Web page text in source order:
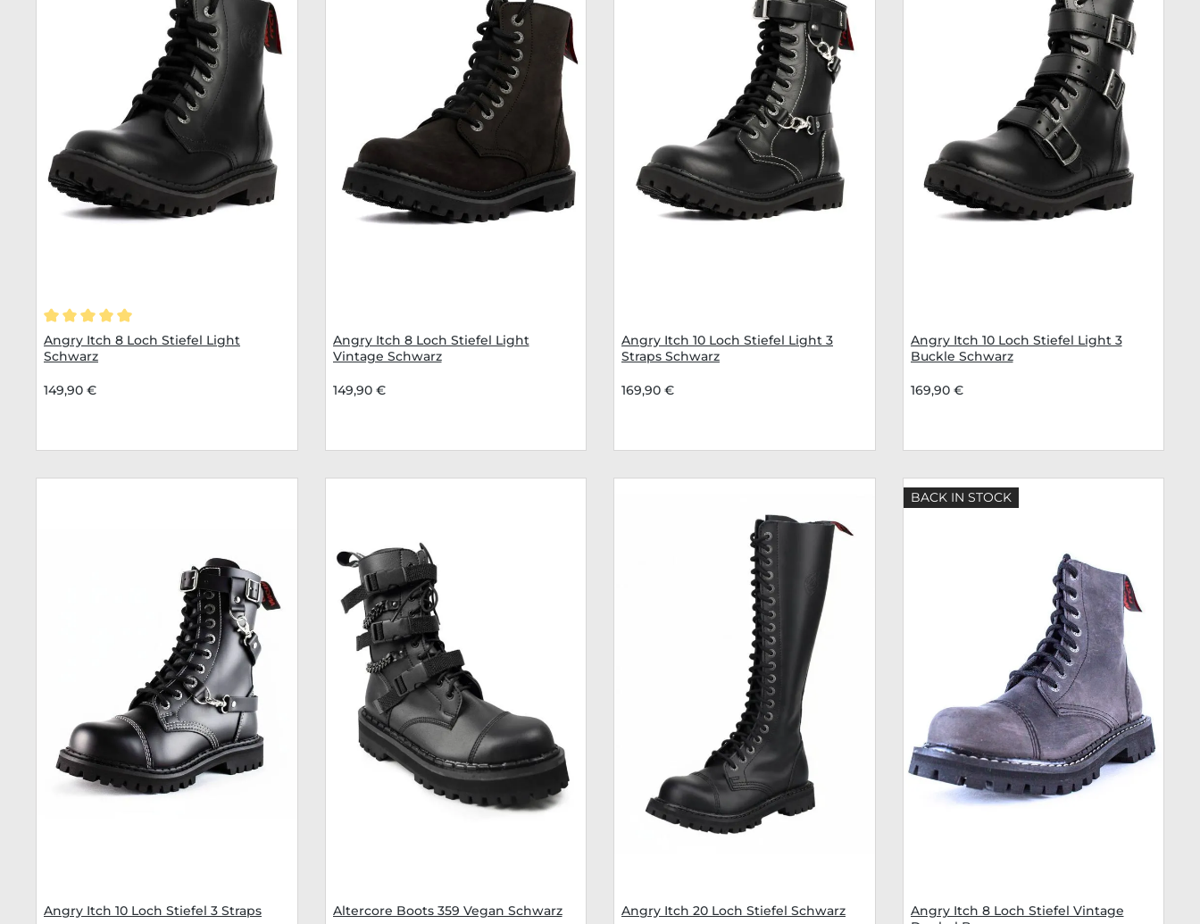
Durchschnittliche Bewertung von 5 von 5 Sternen
Angry Itch 8 Loch Stiefel Light
Schwarz
149,90 €
Angry Itch 8 Loch Stiefel Light
Vintage Schwarz
149,90 €
Angry Itch 10 Loch Stiefel Light 3
Straps Schwarz
169,90 €
Angry Itch 10 Loch Stiefel Light 3
Buckle Schwarz
169,90 €
Angry Itch 10 Loch Stiefel 3 Straps Altercore Boots 359 Vegan Schwarz Angry Itch 20 Loch Stiefel Schwarz
BACK IN STOCK
Angry Itch 8 Loch Stiefel Vintage